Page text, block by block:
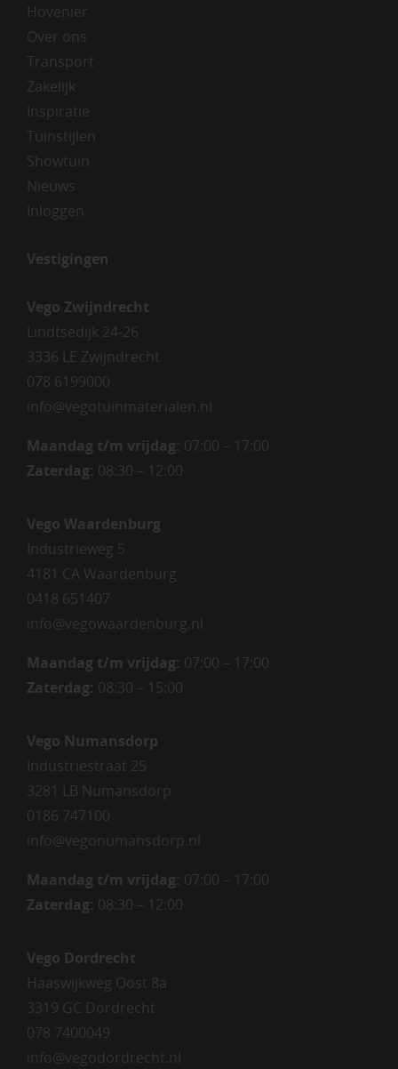
Hovenier
Over ons
Transport
Zakelijk
Inspiratie
Tuinstijlen
Showtuin
Nieuws
Inloggen
Vestigingen
Vego Zwijndrecht
Lindtsedijk 24-26
3336 LE Zwijndrecht
078 6199000
info@vegotuinmaterialen.nl
Maandag t/m vrijdag: 07:00 – 17:00
Zaterdag: 08:30 – 12:00
Vego Waardenburg
Industrieweg 5
4181 CA Waardenburg
0418 651407
info@vegowaardenburg.nl
Maandag t/m vrijdag: 07:00 – 17:00
Zaterdag: 08:30 – 15:00
Vego Numansdorp
Industriestraat 25
3281 LB Numansdorp
0186 747100
info@vegonumansdorp.nl
Maandag t/m vrijdag: 07:00 – 17:00
Zaterdag: 08:30 – 12:00
Vego Dordrecht
Haaswijkweg Oost 8a
3319 GC Dordrecht
078 7400049
info@vegodordrecht.nl